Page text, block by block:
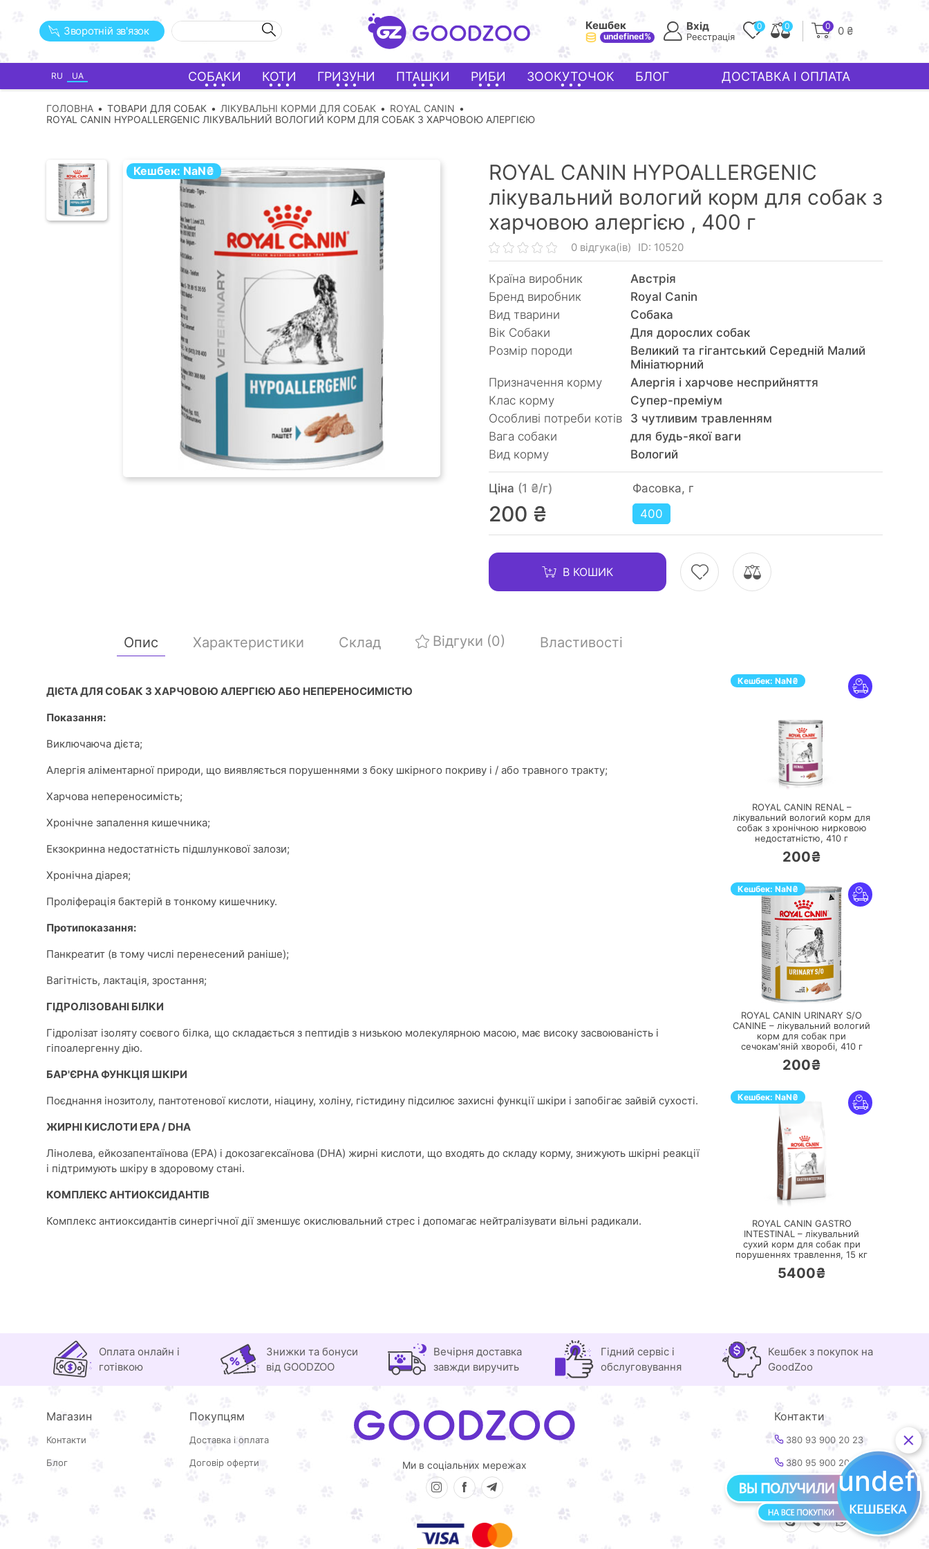
Зворотній зв'язок Кешбек
undefined%
Вхід
Реєстрація
0 0 0 0 ₴
RU UA СОБАКИ КОТИ ГРИЗУНИ ПТАШКИ РИБИ ЗООКУТОЧОК БЛОГ ДОСТАВКА І ОПЛАТА
ГОЛОВНА ТОВАРИ ДЛЯ СОБАК ЛІКУВАЛЬНІ КОРМИ ДЛЯ СОБАК
ROYAL CANIN
ROYAL CANIN HYPOALLERGENIC ЛІКУВАЛЬНИЙ ВОЛОГИЙ КОРМ ДЛЯ СОБАК З ХАРЧОВОЮ АЛЕРГІЄЮ
Кешбек: NaN₴
ROYAL CANIN HYPOALLERGENIC
лікувальний вологий корм для собак з
харчовою алергією , 400 г
0 відгука(ів) ID: 10520
Країна виробник
Австрія
Бренд виробник
Royal Canin
Вид тварини
Собака
Вік Собаки
Для дорослих собак
Розмір породи
Великий та гігантський Середній Малий
Мініатюрний
Призначення корму
Алергія і харчове несприйняття
Клас корму
Супер-преміум
Особливі потреби котів
З чутливим травленням
Вага собаки
для будь-якої ваги
Вид корму
Вологий
Ціна (1 ₴/г)
200 ₴
Фасовка, г
400
В КОШИК
Опис Характеристики Склад Відгуки (0) Властивості
ДІЄТА ДЛЯ СОБАК З ХАРЧОВОЮ АЛЕРГІЄЮ АБО НЕПЕРЕНОСИМІСТЮ
Показання:
Виключаюча дієта;
Алергія аліментарної природи, що виявляється порушеннями з боку шкірного покриву і / або травного тракту;
Харчова непереносимість;
Хронічне запалення кишечника;
Екзокринна недостатність підшлункової залози;
Хронічна діарея;
Проліферація бактерій в тонкому кишечнику.
Протипоказання:
Панкреатит (в тому числі перенесений раніше);
Вагітність, лактація, зростання;
ГІДРОЛІЗОВАНІ БІЛКИ
Гідролізат ізоляту соєвого білка, що складається з пептидів з низькою молекулярною масою, має високу засвоюваність і
гіпоалергенну дію.
БАР'ЄРНА ФУНКЦІЯ ШКІРИ
Поєднання інозитолу, пантотенової кислоти, ніацину, холіну, гістидину підсилює захисні функції шкіри і запобігає зайвій сухості.
ЖИРНІ КИСЛОТИ EPA / DHA
Лінолева, ейкозапентаїнова (EPA) і докозагексаїнова (DHA) жирні кислоти, що входять до складу корму, знижують шкірні реакції
і підтримують шкіру в здоровому стані.
КОМПЛЕКС АНТИОКСИДАНТІВ
Комплекс антиоксидантів синергічної дії зменшує окислювальний стрес і допомагає нейтралізувати вільні радикали.
Кешбек: NaN₴
ПЕРЕЙТИ
ROYAL CANIN RENAL –
лікувальний вологий корм для
собак з хронічною нирковою
недостатністю, 410 г
200₴
Кешбек: NaN₴
ПЕРЕЙТИ
ROYAL CANIN URINARY S/O
CANINE – лікувальний вологий
корм для собак при
сечокам'яній хворобі, 410 г
200₴
Кешбек: NaN₴
ПЕРЕЙТИ
ROYAL CANIN GASTRO
INTESTINAL – лікувальний
сухий корм для собак при
порушеннях травлення, 15 кг
5400₴
Оплата онлайн і
готівкою
Знижки та бонуси
від GOODZOO
Вечірня доставка
завжди виручить
Гідний сервіс і
обслуговування
Кешбек з покупок на
GoodZoo
Магазин
Контакти
Блог
Покупцям
Доставка і оплата
Договір оферти Ми в соціальних мережах
Контакти
380 93 900 20 23
380 95 900 20 23
info@goodzoo.com.ua